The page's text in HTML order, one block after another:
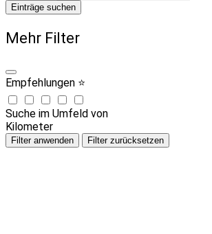
Einträge suchen
Mehr Filter
Empfehlungen ⭐
Suche im Umfeld von
Kilometer
Filter anwenden Filter zurücksetzen